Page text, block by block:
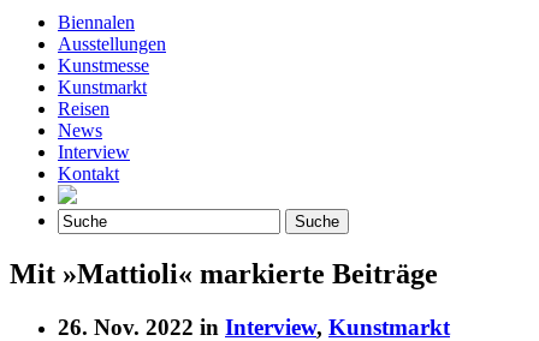
Biennalen
Ausstellungen
Kunstmesse
Kunstmarkt
Reisen
News
Interview
Kontakt
Mit »Mattioli« markierte Beiträge
26. Nov. 2022 in Interview, Kunstmarkt